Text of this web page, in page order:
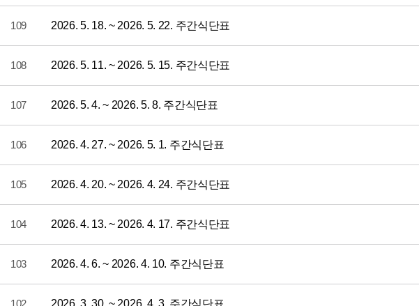
109 2026. 5. 18. ~ 2026. 5. 22. 주간식단표
108 2026. 5. 11. ~ 2026. 5. 15. 주간식단표
107 2026. 5. 4. ~ 2026. 5. 8. 주간식단표
106 2026. 4. 27. ~ 2026. 5. 1. 주간식단표
105 2026. 4. 20. ~ 2026. 4. 24. 주간식단표
104 2026. 4. 13. ~ 2026. 4. 17. 주간식단표
103 2026. 4. 6. ~ 2026. 4. 10. 주간식단표
102 2026. 3. 30. ~ 2026. 4. 3. 주간식단표